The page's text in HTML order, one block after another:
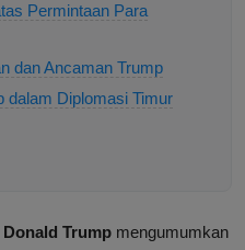
Permintaan Para
dan Ancaman Trump
dalam Diplomasi Timur
Trump mengumumkan